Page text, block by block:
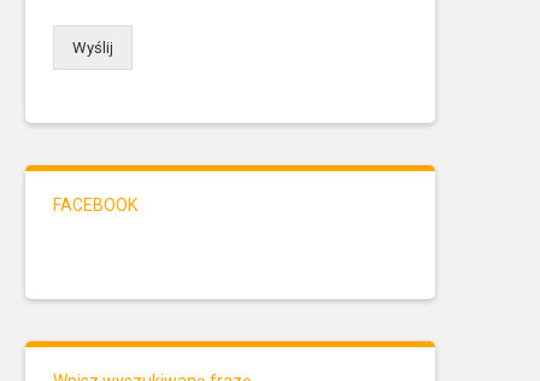
Wyślij
FACEBOOK